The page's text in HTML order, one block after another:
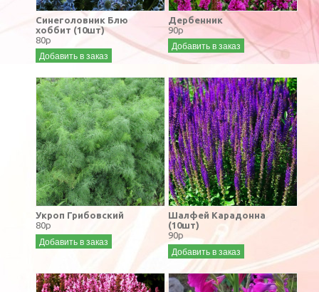
Синеголовник Блю
хоббит (10шт)
80р
Добавить в заказ
Дербенник
90р
Добавить в заказ
Укроп Грибовский
80р
Добавить в заказ
Шалфей Карадонна
(10шт)
90р
Добавить в заказ